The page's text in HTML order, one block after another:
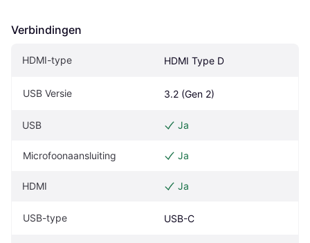
Verbindingen
HDMI-type HDMI Type D
USB Versie 3.2 (Gen 2)
USB Ja
Microfoonaansluiting Ja
HDMI Ja
USB-type USB-C